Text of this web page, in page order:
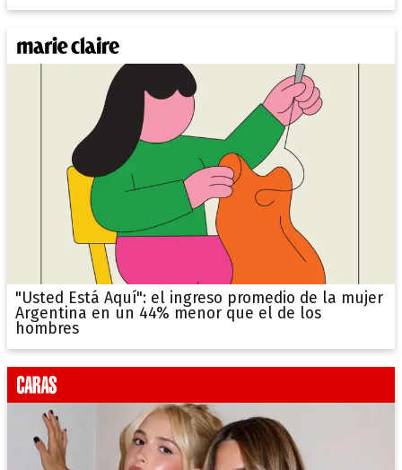
"Usted Está Aquí": el ingreso promedio de la mujer
Argentina en un 44% menor que el de los
hombres